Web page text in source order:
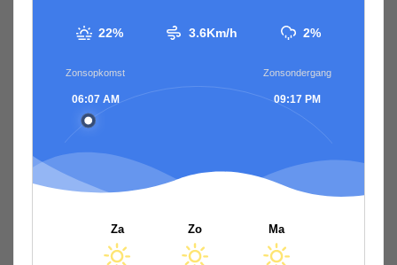
22% 3.6Km/h 2%
Zonsopkomst
06:07 AM
Zonsondergang
09:17 PM
Za Zo Ma